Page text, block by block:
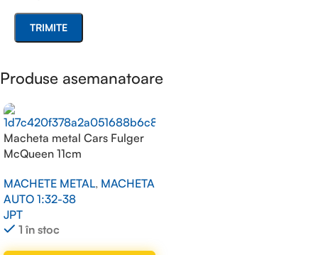
Produse asemanatoare
Macheta metal Cars Fulger
McQueen 11cm
MACHETE METAL, MACHETA
AUTO 1:32-38
JPT
1 în stoc